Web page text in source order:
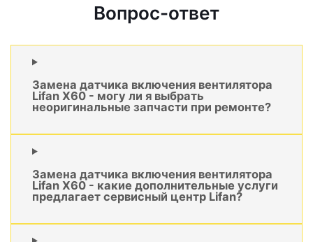
Вопрос-ответ
Замена датчика включения вентилятора
Lifan X60 - могу ли я выбрать
неоригинальные запчасти при ремонте?
Замена датчика включения вентилятора
Lifan X60 - какие дополнительные услуги
предлагает сервисный центр Lifan?